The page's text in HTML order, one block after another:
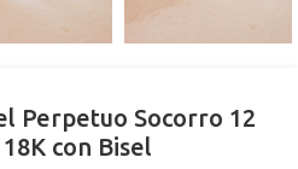
Perpetuo Socorro 12
con Bisel